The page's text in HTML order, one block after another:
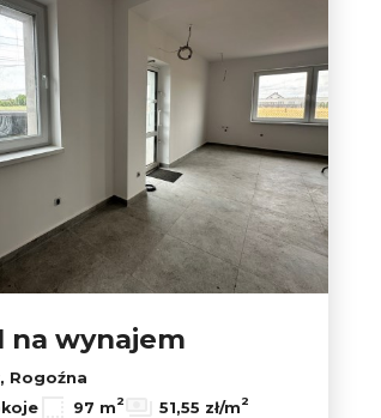
na wynajem
Rogoźna
97 m2 51,55 zł/m2